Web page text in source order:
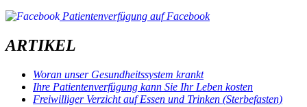
Patientenverfügung auf Facebook
ARTIKEL
Woran unser Gesundheitssystem krankt
Ihre Patientenverfügung kann Sie Ihr Leben kosten
Freiwilliger Verzicht auf Essen und Trinken (Sterbefasten)